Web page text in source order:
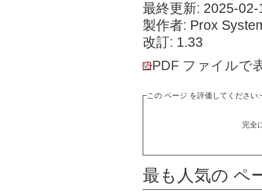
最終更新: 2025-
製作者: Prox
改訂: 1.33
PDF ファイルで
この ページ を評価してください:
完全
最も人気の ペ